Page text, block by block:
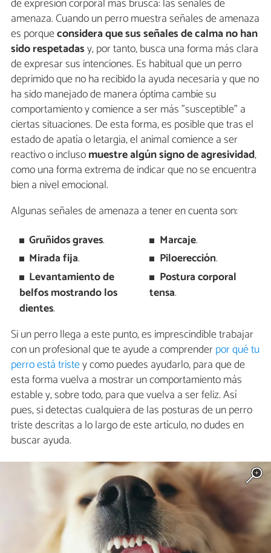
de expresión corporal más brusca: las señales de
amenaza. Cuando un perro muestra señales de amenaza
es porqueconsidera que sus señales de calma no han
sido respetadasy, por tanto, busca una forma más clara
de expresar sus intenciones. Es habitual que un perro
deprimido que no ha recibido la ayuda necesaria y que no
ha sido manejado de manera óptima cambie su
comportamiento y comience a ser más "susceptible" a
ciertas situaciones. De esta forma, es posible que tras el
estado de apatía o letargia, el animal comience a ser
reactivo o inclusomuestre algún signo de agresividad,
como una forma extrema de indicar que no se encuentra
bien a nivel emocional.
Algunas señales de amenaza a tener en cuenta son:
Gruñidos graves.
Mirada fija.
Levantamiento de
belfos mostrando los
dientes.
Marcaje.
Piloerección.
Postura corporal
tensa.
Si un perro llega a este punto, es imprescindible trabajar
con un profesional que te ayude a comprenderpor qué tu
perro está tristey como puedes ayudarlo, para que de
esta forma vuelva a mostrar un comportamiento más
estable y, sobre todo, para que vuelva a ser feliz. Así
pues, si detectas cualquiera de las posturas de un perro
triste descritas a lo largo de este artículo, no dudes en
buscar ayuda.